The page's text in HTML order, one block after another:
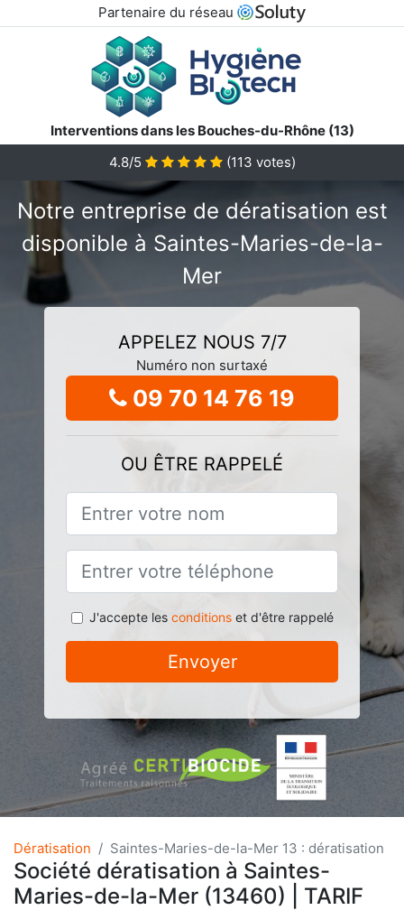
Partenaire du réseau
Interventions dans les Bouches-du-Rhône (13)
4.8/5
(113 votes)
Notre entreprise de dératisation est
disponible à Saintes-Maries-de-la-
Mer
APPELEZ NOUS 7/7
Numéro non surtaxé
09 70 14 76 19
OU ÊTRE RAPPELÉ
J'accepte les conditionset d'être rappelé
Envoyer
Dératisation Saintes-Maries-de-la-Mer 13 : dératisation
Société dératisation à Saintes-
Maries-de-la-Mer (13460) | TARIF